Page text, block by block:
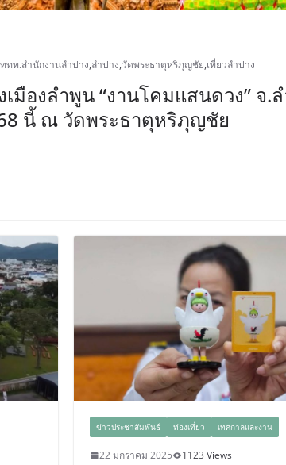
ททท.สำนักงานลำปาง,ลำปาง,วัดพระธาตุหริภุญชัย,เที่ยวลำปาง
องลำพูน “งานโคมแสนดวง” จ.
นี้ ณ วัดพระธาตุหริภุญชัย
ข่าวประชาสัมพันธ์ ท่องเที่ยว เทศกาลและงาน
22 มกราคม 2025
1123 Views